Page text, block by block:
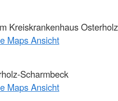
Kreiskrankenhaus Osterholz
Maps Ansicht
Scharmbeck
Maps Ansicht